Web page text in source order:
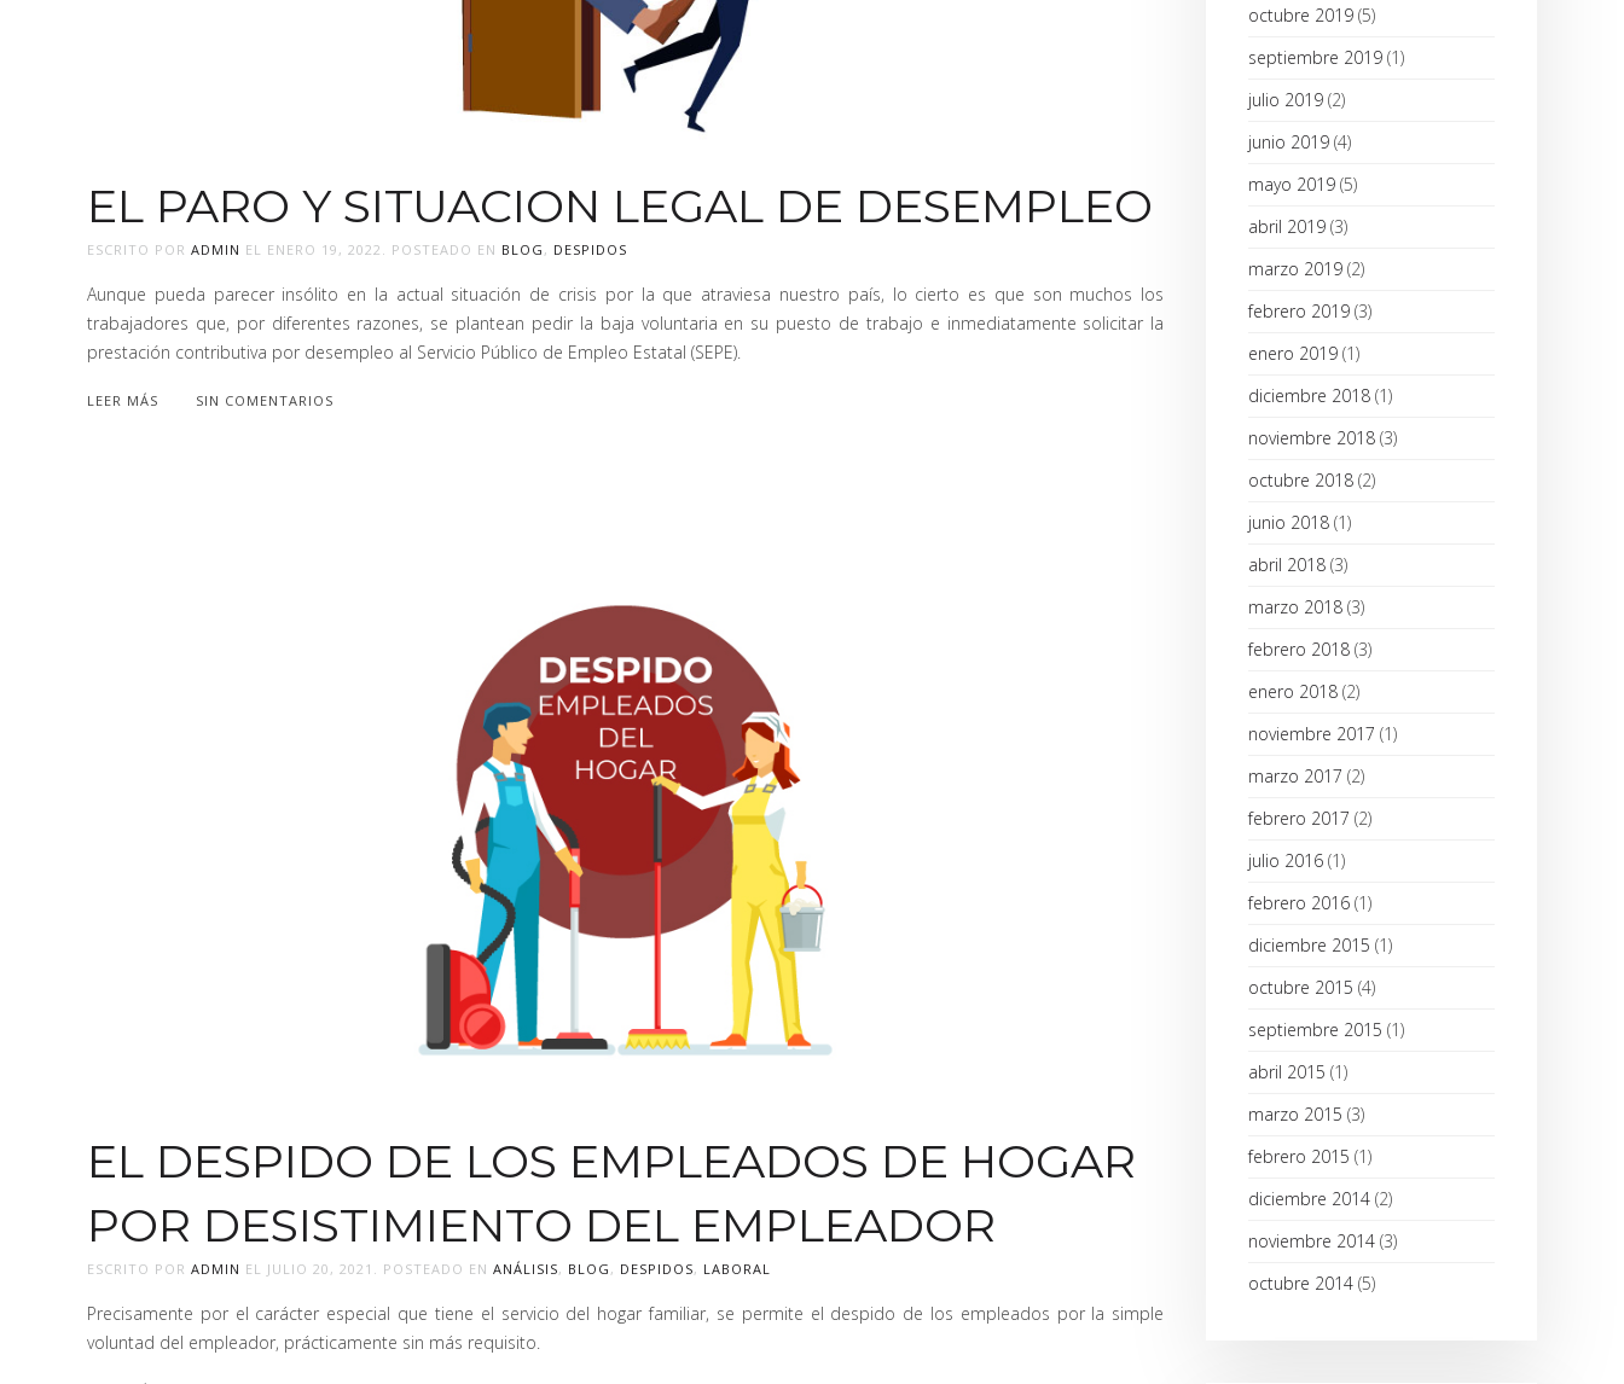
EL PARO Y SITUACION LEGAL DE DESEMPLEO
ESCRITO POR ADMIN EL ENERO 19, 2022 . POSTEADO EN BLOG , DESPIDOS
Aunque pueda parecer insólito en la actual situación de crisis por la que atraviesa nuestro país, lo cierto es que son muchos los
trabajadores que, por diferentes razones, se plantean pedir la baja voluntaria en su puesto de trabajo e inmediatamente solicitar la
prestación contributiva por desempleo al Servicio Público de Empleo Estatal (SEPE).
LEER MÁS SIN COMENTARIOS
EL DESPIDO DE LOS EMPLEADOS DE HOGAR
POR DESISTIMIENTO DEL EMPLEADOR
ESCRITO POR ADMIN EL JULIO 20, 2021 . POSTEADO EN ANÁLISIS, BLOG , DESPIDOS, LABORAL
Precisamente por el carácter especial que tiene el servicio del hogar familiar, se permite el despido de los empleados por la simple
voluntad del empleador, prácticamente sin más requisito.
octubre 2019 (5)
septiembre 2019 (1)
julio 2019 (2)
junio 2019 (4)
mayo 2019 (5)
abril 2019 (3)
marzo 2019 (2)
febrero 2019 (3)
enero 2019 (1)
diciembre 2018 (1)
noviembre 2018 (3)
octubre 2018 (2)
junio 2018 (1)
abril 2018 (3)
marzo 2018 (3)
febrero 2018 (3)
enero 2018 (2)
noviembre 2017 (1)
marzo 2017 (2)
febrero 2017 (2)
julio 2016 (1)
febrero 2016 (1)
diciembre 2015 (1)
octubre 2015 (4)
septiembre 2015 (1)
abril 2015 (1)
marzo 2015 (3)
febrero 2015 (1)
diciembre 2014 (2)
noviembre 2014 (3)
octubre 2014 (5)